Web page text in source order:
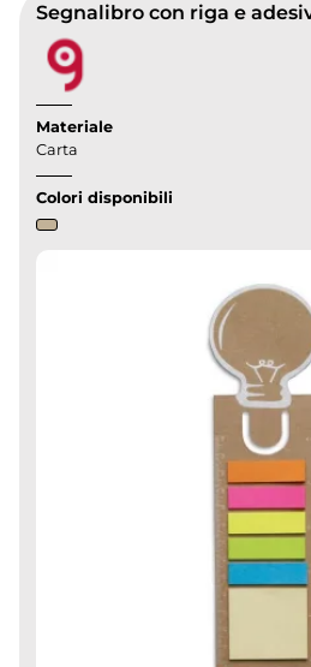
Segnalibro con riga e
Materiale
Carta
Colori disponibili